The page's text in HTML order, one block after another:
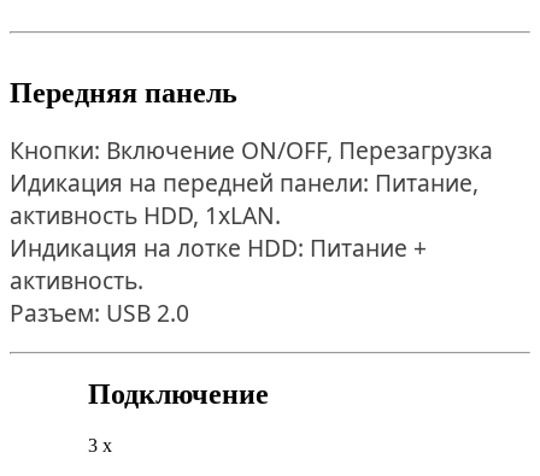
Передняя панель
Кнопки: Включение ON/OFF, Перезагрузка
Идикация на передней панели: Питание,
активность HDD, 1xLAN.
Индикация на лотке HDD: Питание +
активность.
Разъем: USB 2.0
Подключение
3 x